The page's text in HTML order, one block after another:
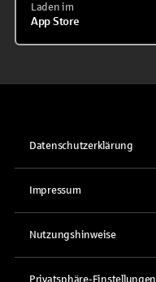
Laden im
App Store
Datenschutzerklärung
Impressum
Nutzungshinweise
Privatsphäre-Einstellungen